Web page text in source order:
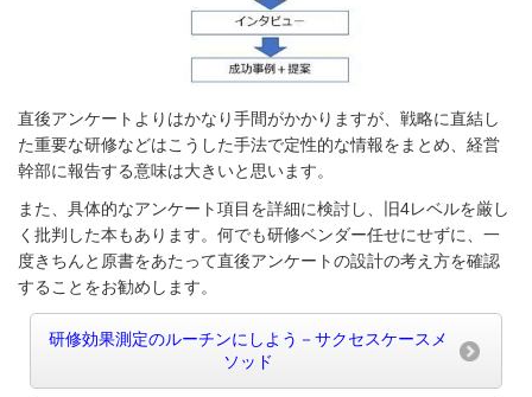
直後アンケートよりはかなり手間がかかりますが、戦略に直結し
た重要な研修などはこうした手法で定性的な情報をまとめ、経営
幹部に報告する意味は大きいと思います。
また、具体的なアンケート項目を詳細に検討し、旧4レベルを厳し
く批判した本もあります。何でも研修ベンダー任せにせずに、一
度きちんと原書をあたって直後アンケートの設計の考え方を確認
することをお勧めします。
研修効果測定のルーチンにしよう－サクセスケースメ
ソッド